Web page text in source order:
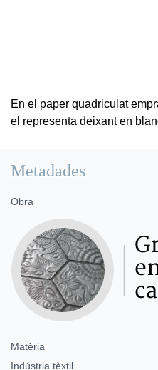
En el paper quadriculat
el representa deixant en
Metadades
Obra
Matèria
Indústria tèxtil